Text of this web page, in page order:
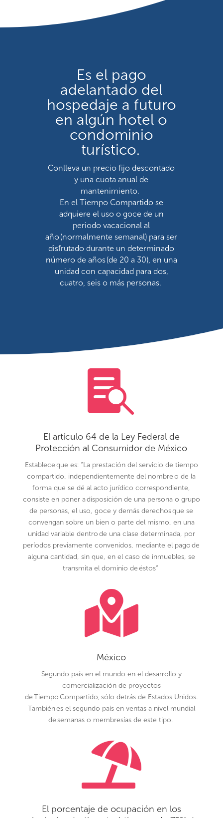
Es el pago
adelantado del
hospedaje a futuro
en algún hotel o
condominio
turístico.
Conlleva un precio fijo descontado
y una cuota anual de
mantenimiento.
En el Tiempo Compartido se
adquiere el uso o goce de un
periodo vacacional al
año (normalmente semanal) para ser
disfrutado durante un determinado
número de años (de 20 a 30), en una
unidad con capacidad para dos,
cuatro, seis o más personas.

El artículo 64 de la Ley Federal de
Protección al Consumidor de México
Establece que es: “La prestación del servicio de tiempo
compartido, independientemente del nombre o de la
forma que se dé al acto jurídico correspondiente,
consiste en poner a disposición de una persona o grupo
de personas, el uso, goce y demás derechos que se
convengan sobre un bien o parte del mismo, en una
unidad variable dentro de una clase determinada, por
períodos previamente convenidos, mediante el pago de
alguna cantidad, sin que, en el caso de inmuebles, se
transmita el dominio de éstos”

México
Segundo país en el mundo en el desarrollo y
comercialización de proyectos
deTiempo Compartido, sólo detrás de Estados Unidos.
Tambiénes el segundo país en ventas a nivel mundial
de semanas o membresías de este tipo.

El porcentaje de ocupación en los